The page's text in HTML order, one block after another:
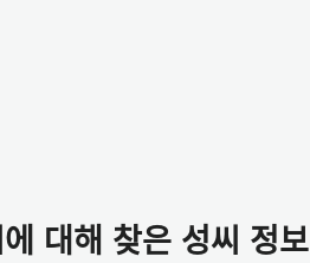
대해 찾은 성씨 정보